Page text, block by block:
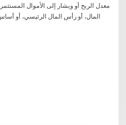
المال، أو رأس المال الرئيسي، أو